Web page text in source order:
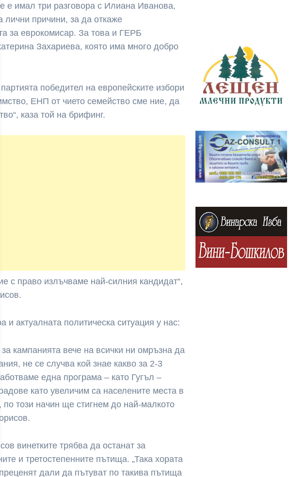
е имал три разговора с Илиана Иванова,
лични причини, за да откаже
за еврокомисар. За това и ГЕРБ
Захариева, която има много добро
победител на европейските избори
ЕНП от чието семейство сме ние, да
каза той на брифинг.
с право излъчваме най-силния кандидат“,
и актуалната политическа ситуация у нас:
кампанията вече на всички ни омръзна да
не се случва кой знае какво за 2-3
една програма – като Гугъл –
като увеличим са населените места в
по този начин ще стигнем до най-малкото
винетките трябва да останат за
и третостепенните пътища. „Така хората
дали да пътуват по такива пътища